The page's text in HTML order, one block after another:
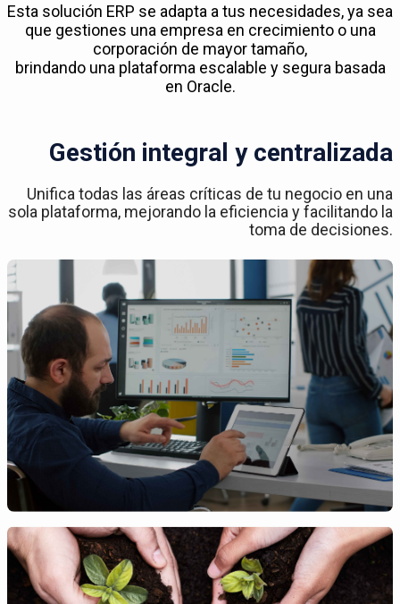
Esta solución ERP se adapta a tus necesidades, ya sea
que gestiones una empresa en crecimiento o una
corporación de mayor tamaño,
brindando una plataforma escalable y segura basada
en Oracle.
Gestión integral y centralizada
Unifica todas las áreas críticas de tu negocio en una
sola plataforma, mejorando la eficiencia y facilitando la
toma de decisiones.